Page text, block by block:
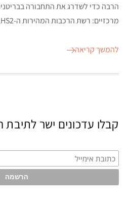
הרבה כדי לשדרג את התחבורה
מרכזיים: רשת הרכבות המהירות ה-HS2, ובנייה …
להמשך קריאה
קבלו עדכונים ישר לתיבת